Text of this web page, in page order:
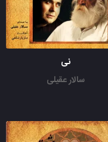
نی
سالار عقیلی